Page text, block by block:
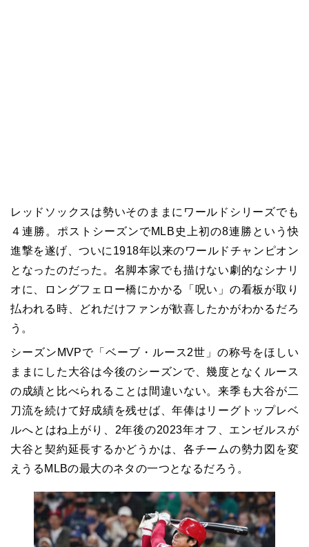
レッドソックスは勢いそのままにワールドシリーズでも
４連勝。ポストシーズンでMLB史上初の8連勝という快
進撃を遂げ、ついに1918年以来のワールドチャンピオン
となったのだった。名脚本家でも描けない劇的なシナリ
オに、ロングフェロー橋にかかる「呪い」の看板が取り
払われる時、どれだけファンが歓喜したかがわかるだろ
う。
シーズンMVPで「ベーブ・ルース2世」の称号をほしい
ままにした大谷は今後のシーズンで、幾度となくルース
の成績と比べられることは間違いない。来季も大谷が二
刀流を続けて好成績を残せば、年俸はリーグトップレベ
ルへとはね上がり、2年後の2023年オフ、エンゼルスが
大谷と契約延長するかどうかは、各チームの勢力図を変
えうるMLBの最大のネタの一つとなるだろう。